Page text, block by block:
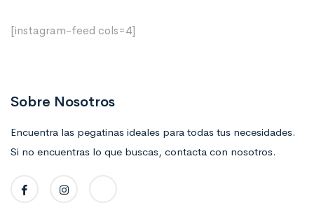
[instagram-feed cols=4]
Sobre Nosotros
Encuentra las pegatinas ideales para todas tus necesidades.
Si no encuentras lo que buscas, contacta con nosotros.